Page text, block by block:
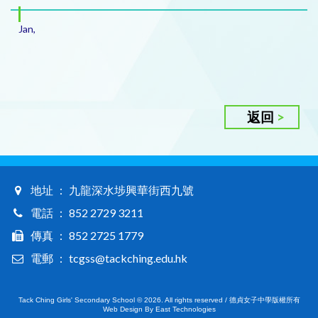
Jan,
返回
地址 ： 九龍深水埗興華街西九號
電話 ： 852 2729 3211
傳真 ： 852 2725 1779
電郵 ： tcgss@tackching.edu.hk
Tack Ching Girls' Secondary School © 2026. All rights reserved / 德貞女子中學版權所有
Web Design By East Technologies